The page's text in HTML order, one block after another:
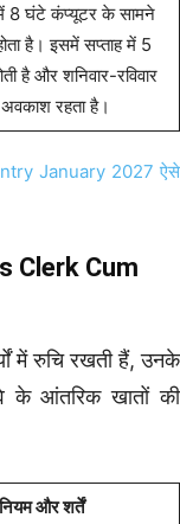
8 घंटे कंप्यूटर के सामने
है। इसमें सप्ताह में 5
है और शनिवार-रविवार
रहता है।
January 2027 ऐसे
Clerk Cum
में रुचि रखती हैं, उनके
के आंतरिक खातों की
और शर्तें